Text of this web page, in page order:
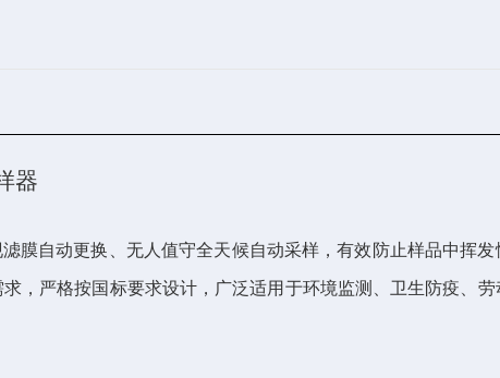
器
膜自动更换、无人值守全天候自动采样，有效防止样品中挥发
，严格按国标要求设计，广泛适用于环境监测、卫生防疫、劳